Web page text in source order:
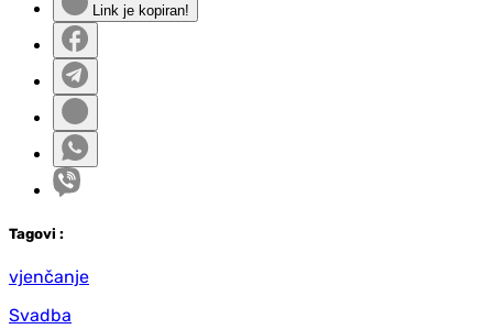
Link je kopiran!
Tagovi :
vjenčanje
Svadba